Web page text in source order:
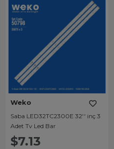
Weko
Saba LED32TC2300E 32'' inç 3
Adet Tv Led Bar
$7.13